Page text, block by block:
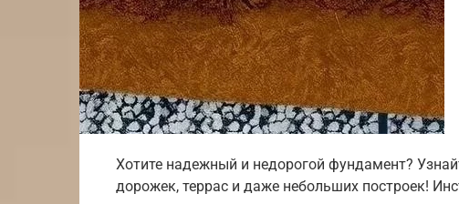
Хотите надежный и недорогой фундамент?
дорожек, террас и даже небольших построек!